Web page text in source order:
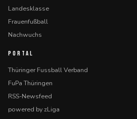
Landesklasse
Frauenfußball
Nachwuchs
PORTAL
Thüringer Fussball Verband
FuPa Thüringen
RSS-Newsfeed
powered by zLiga